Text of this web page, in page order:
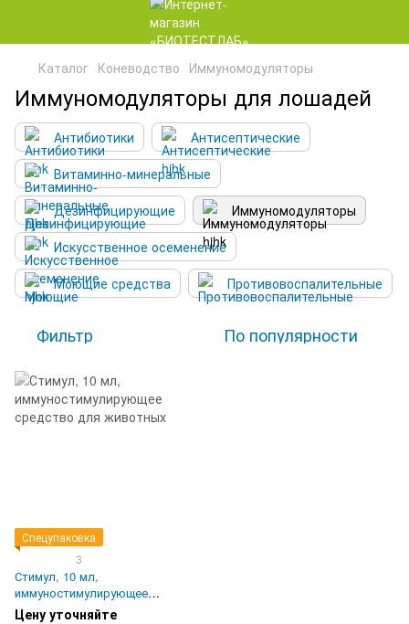
Каталог Коневодство Иммуномодуляторы
Иммуномодуляторы для лошадей
Антибиотики
Антисептические
Витаминно-минеральные
Дезинфицирующие
Иммуномодуляторы
Искусственное осеменение
Моющие средства
Противовоспалительные
Фильтр По популярности
Спецупаковка
3
Стимул, 10 мл,
иммуностимулирующее
средство для животных
Цену уточняйте